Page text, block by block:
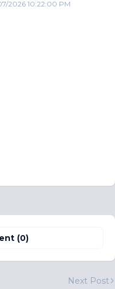
2026 10:22:00 PM
(0)
Next Post